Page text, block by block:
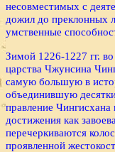
несовместимых с
дожил до преклонных
умственные
Зимой 1226-1227 гг.
царства Чжунсина
самую большую в
объединившую
правление Чингисхана
достижения как
перечеркиваются
проявленной